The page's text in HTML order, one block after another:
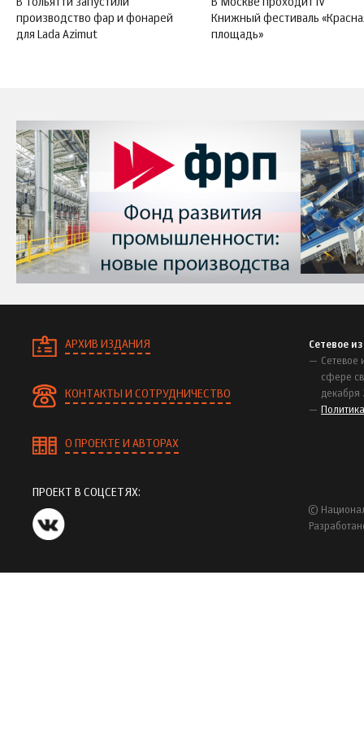
В Тольятти запустили
производство фар и фонарей
для Lada Azimut
В Москве проходит IV
Книжный фестиваль
площадь»
АРХИВ ИЗДАНИЯ
КОНТАКТЫ И СОТРУДНИЧЕСТВО
О ПРОЕКТЕ И АВТОРАХ
Сетевое
Сетевое
сфере
декабря
ПРОЕКТ В СОЦСЕТЯХ:
©